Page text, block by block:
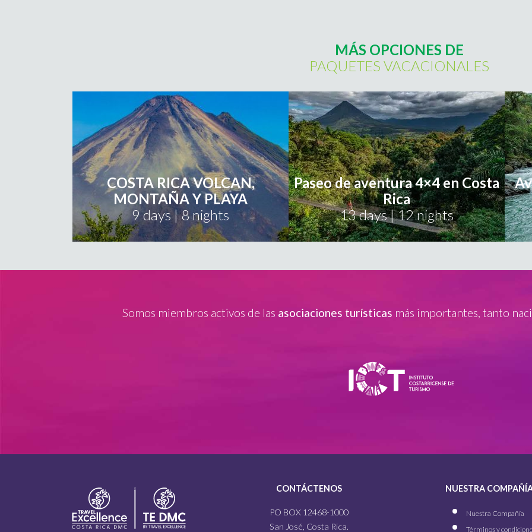
MÁS OPCIONES DE
PAQUETES VACACIONALES
COSTA RICA VOLCAN,
MONTAÑA Y PLAYA
9 days | 8 nights
Paseo de aventura 4×4 en Costa
Rica
13 days | 12 nights
Somos miembros activos de las asociaciones turísticas más importantes, tanto
CONTÁCTENOS
PO BOX 12468-1000
San José, Costa Rica.
NUESTRA
Nuestra Compañía
Términos y